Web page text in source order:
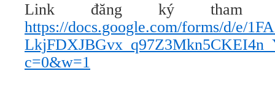
Link đăng ký tham
https://docs.google.com/forms/d/e/
c=0&w=1